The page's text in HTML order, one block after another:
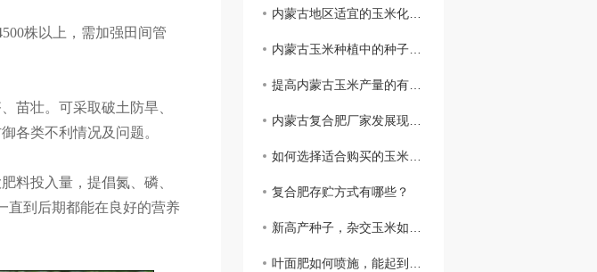
株以上，需加强田间管
苗壮。可采取破土防旱、
各类不利情况及问题。
料投入量，提倡氮、磷、
直到后期都能在良好的营养
内蒙古地区适宜的玉米化肥与施用建议
内蒙古玉米种植中的种子处理与管理策略
提高内蒙古玉米产量的有效化肥利用方法
内蒙古复合肥厂家发展现状与前景
如何选择适合购买的玉米种子？
复合肥存贮方式有哪些？
新高产种子，杂交玉米如何种植与管理？
叶面肥如何喷施，能起到怎样的效率？